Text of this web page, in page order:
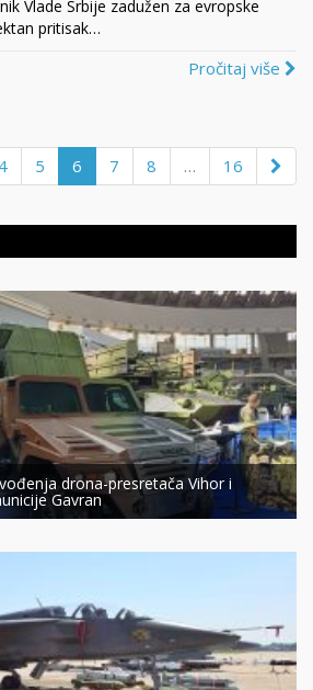
Vlade Srbije zadužen za evropske
pritisak…
Pročitaj više
4 5 6 7 8 … 16
drona-presretača Vihor i
Gavran